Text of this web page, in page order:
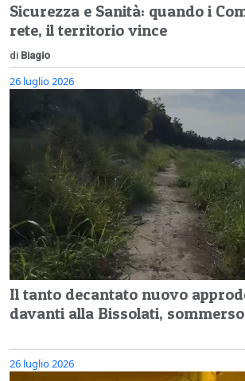
Sicurezza e Sanità: quando i
rete, il territorio vince
di Biagio
26 luglio 2026
Il tanto decantato nuovo
davanti alla Bissolati,
26 luglio 2026